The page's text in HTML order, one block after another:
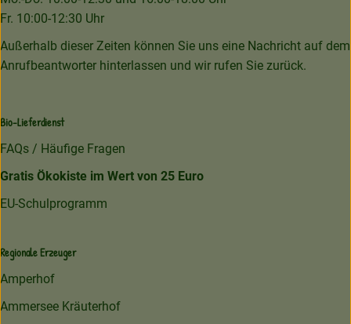
Fr. 10:00-12:30 Uhr
Außerhalb dieser Zeiten können Sie uns eine Nachricht auf dem
Anrufbeantworter hinterlassen und wir rufen Sie zurück.
Bio-Lieferdienst
FAQs / Häufige Fragen
Gratis Ökokiste im Wert von 25 Euro
EU-Schulprogramm
Regionale Erzeuger
Amperhof
Ammersee Kräuterhof